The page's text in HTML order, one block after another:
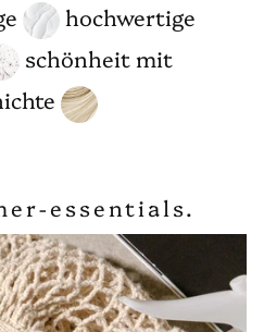
hochwertige
schönheit mit
essentials.